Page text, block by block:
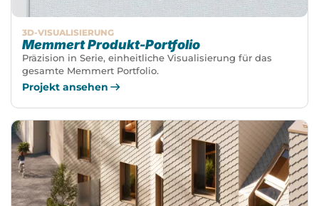
3D-VISUALISIERUNG
Memmert Produkt-Portfolio
Präzision in Serie, einheitliche Visualisierung für das
gesamte Memmert Portfolio.
Projekt ansehen